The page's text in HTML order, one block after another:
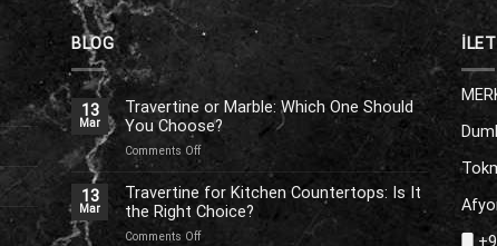
BLOG
13
Mar
Travertine or Marble: Which One Should
You Choose?
Comments Offon
Travertine
or
Marble:
Which
One
13
Mar
Travertine for Kitchen Countertops: Is It
the Right Choice?
Comments Offon